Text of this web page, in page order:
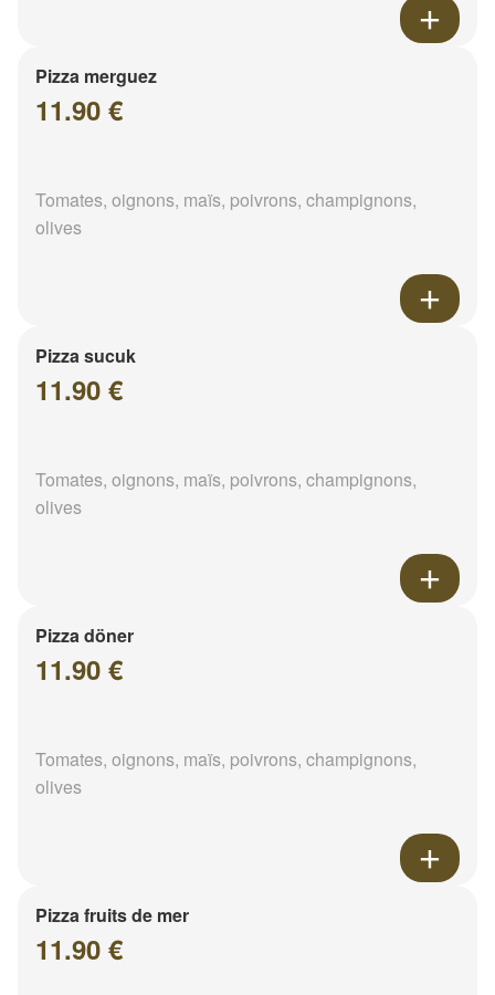
Pizza merguez
11.90 €
Tomates, oignons, maïs, poivrons, champignons,
olives
Pizza sucuk
11.90 €
Tomates, oignons, maïs, poivrons, champignons,
olives
Pizza döner
11.90 €
Tomates, oignons, maïs, poivrons, champignons,
olives
Pizza fruits de mer
11.90 €